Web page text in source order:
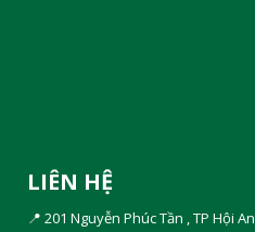
LIÊN HỆ
📍 201 Nguyễn Phúc Tần , TP Hội An